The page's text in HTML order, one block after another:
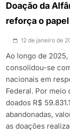
Doação da
reforça o
12 de janeiro de
Ao longo de
consolidou-se
nacionais em
Federal. Por meio
doados R$
abandonadas,
as doações